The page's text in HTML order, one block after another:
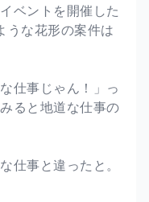
ベントを開催した
うな花形の案件は
仕事じゃん！」っ
ると地道な仕事の
仕事と違ったと。